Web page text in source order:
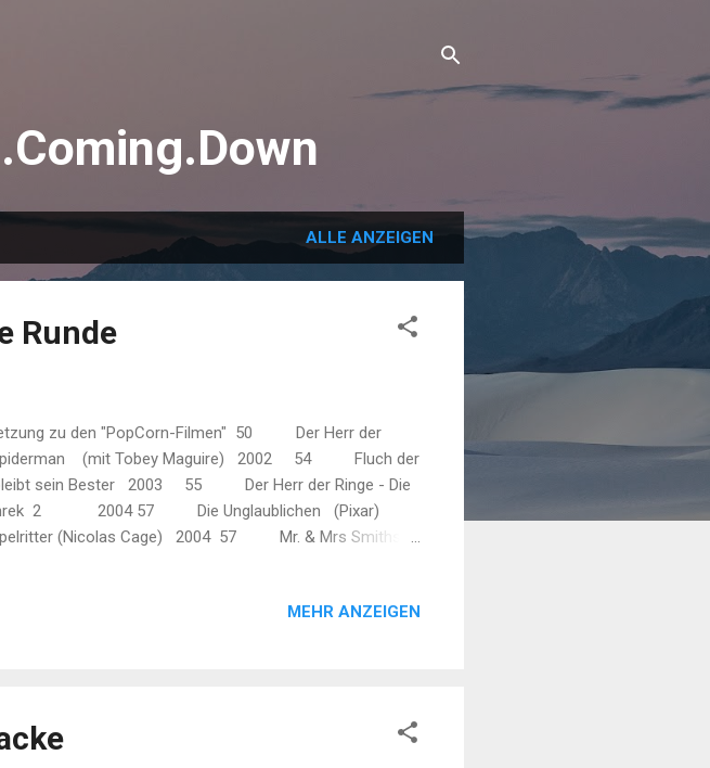
ALLE ANZEIGEN
Runde
zu den "PopCorn-Filmen" 50 Der Herr der
(mit Tobey Maguire) 2002 54 Fluch der
bleibt sein Bester 2003 55 Der Herr der Ringe - Die
2 2004 57 Die Unglaublichen (Pixar)
(Nicolas Cage) 2004 57 Mr. & Mrs Smiths
MEHR ANZEIGEN